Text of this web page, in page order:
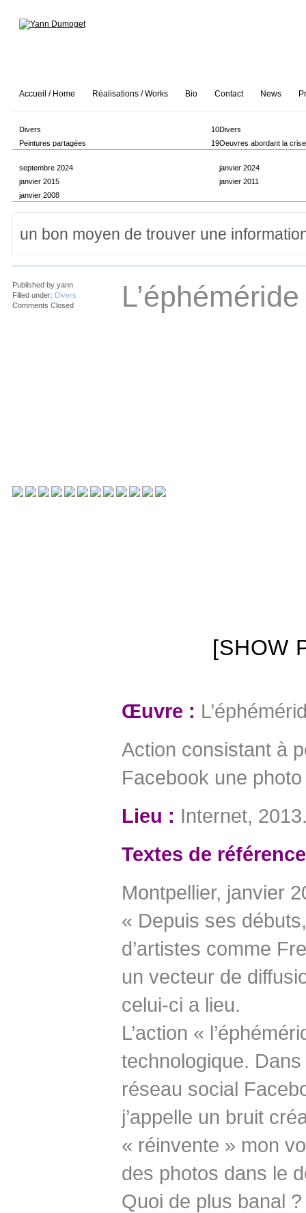
Accueil / Home Réalisations / Works Bio Contact News
Divers 10Divers
Peintures partagées
19Oeuvres abordant la
septembre 2024
janvier 2024
janvier 2015
janvier 2011
janvier 2008
Published byyann
Filled under: Divers
Comments Closed
[SHOW
Œuvre :
Action consistant à
Facebook une
Lieu : Internet,
Textes de
Montpellier, janvier
« Depuis ses
d’artistes comme
un vecteur de
celui-ci a lieu.
L’action «
technologique.
réseau social
j’appelle un bruit
« réinvente » mon
des photos dans le
Quoi de plus banal